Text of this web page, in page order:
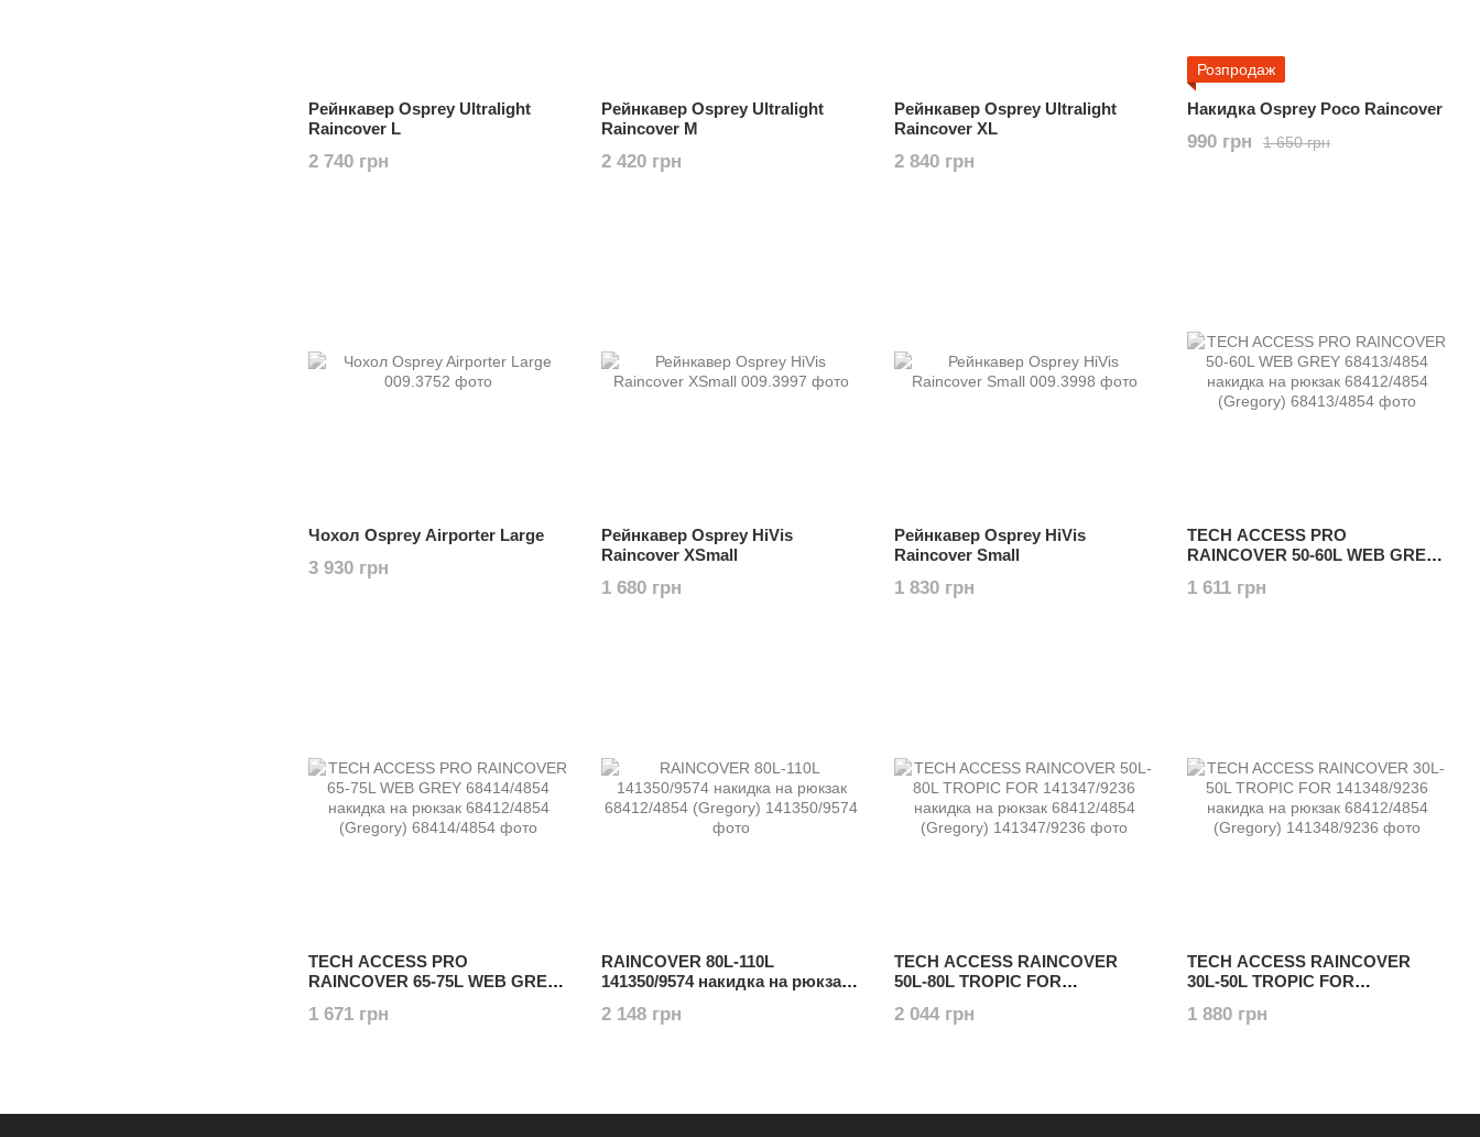
Рейнкавер Osprey Ultralight
Raincover L
2 740 грн
Рейнкавер Osprey Ultralight
Raincover M
2 420 грн
Рейнкавер Osprey Ultralight
Raincover XL
2 840 грн
Розпродаж
Накидка Osprey Poco Raincover
1 650 грн
990 грн
Чохол Osprey Airporter Large
3 930 грн
Рейнкавер Osprey HiVis
Raincover XSmall
1 680 грн
Рейнкавер Osprey HiVis
Raincover Small
1 830 грн
TECH ACCESS PRO
RAINCOVER 50-60L WEB GREY
68412/4854 (Gregory)
1 611 грн
TECH ACCESS PRO
RAINCOVER 65-75L WEB GREY
68412/4854 (Gregory)
1 671 грн
RAINCOVER 80L-110L
141350/9574 накидка на рюкзак
2 148 грн
TECH ACCESS RAINCOVER
50L-80L TROPIC FOR
68412/4854 (Gregory)
2 044 грн
TECH ACCESS RAINCOVER
30L-50L TROPIC FOR
68412/4854 (Gregory)
1 880 грн